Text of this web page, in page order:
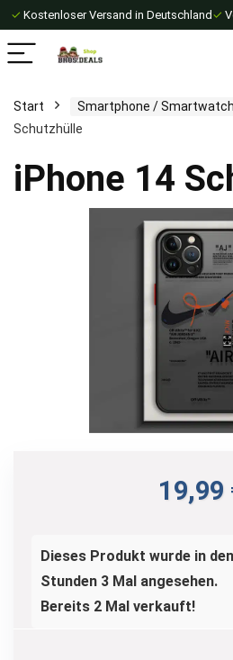
✓ Kostenloser Versand in Deutschland ✓
Start Smartphone /
Schutzhülle
iPhone 14
19,99
Dieses Produkt wurde in
Stunden 3 Mal angesehen.
Bereits 2 Mal verkauft!